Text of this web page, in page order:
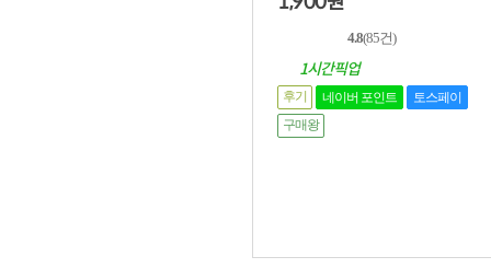
4.8(85건)
1시간픽업
네이버 포인트 토스페이
후기
구매왕